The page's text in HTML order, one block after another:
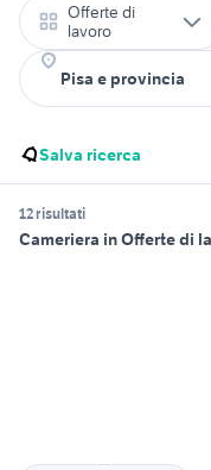
Offerte di
lavoro
Salva ricerca
12 risultati
Cameriera in Offerte di